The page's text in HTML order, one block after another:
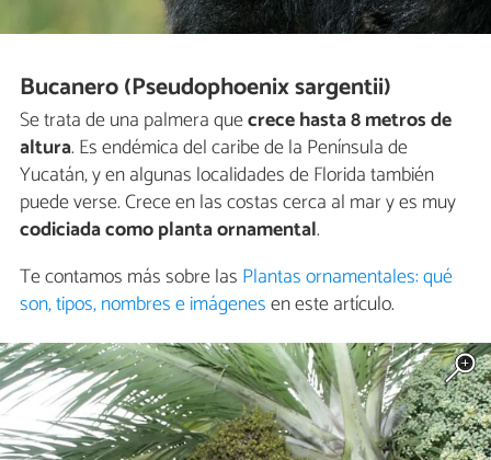
Bucanero (Pseudophoenix sargentii)
Se trata de una palmera quecrece hasta 8 metros de
altura. Es endémica del caribe de la Península de
Yucatán, y en algunas localidades de Florida también
puede verse. Crece en las costas cerca al mar y es muy
codiciada como planta ornamental.
Te contamos más sobre las Plantas ornamentales: qué
son, tipos, nombres e imágenesen este artículo.